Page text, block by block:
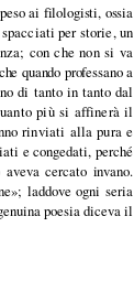
ai filologisti, ossia
per storie, un
con che non si va
quando professano a
di tanto in tanto dal
più si affinerà il
rinviati alla pura e
e congedati, perché
cercato invano.
laddove ogni seria
poesia diceva il